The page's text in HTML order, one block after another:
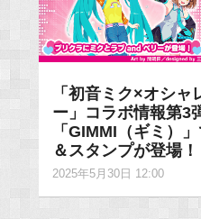
「初音ミク×オシ
ー」コラボ情報第3
「GIMMI（ギミ）
＆スタンプが登場！
2025年5月30日 12:00